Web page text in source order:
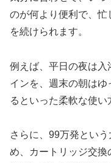
のが何より便利で、
を続けられます。
例えば、平日の夜は入
インを、週末の朝は
るといった柔軟な使い
さらに、99万発とい
め、カートリッジ交